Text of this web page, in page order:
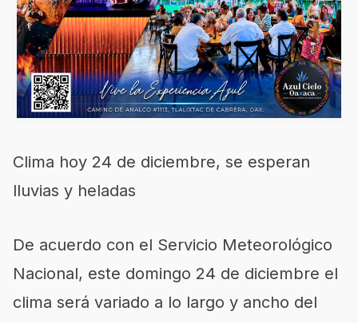
Clima hoy 24 de diciembre, se esperan
lluvias y heladas
De acuerdo con el Servicio Meteorológico
Nacional, este domingo 24 de diciembre el
clima será variado a lo largo y ancho del